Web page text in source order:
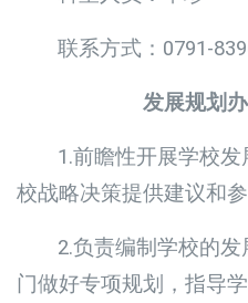
联系方式：0791-
发展规划
1.前瞻性开展学校
校战略决策提供建议和参
2.负责编制学校的
门做好专项规划，指导